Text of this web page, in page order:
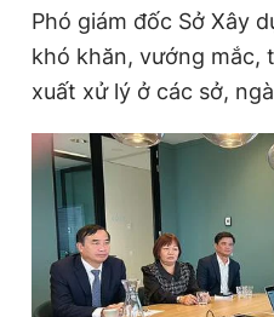
Phó giám đốc Sở Xây
khó khăn, vướng mắc,
xuất xử lý ở các sở,